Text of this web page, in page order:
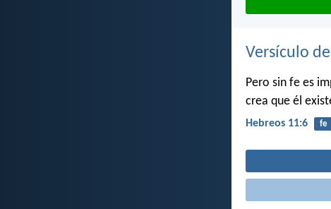
Versículo
Pero sin fe es
crea que él
Hebreos 11:6 fe